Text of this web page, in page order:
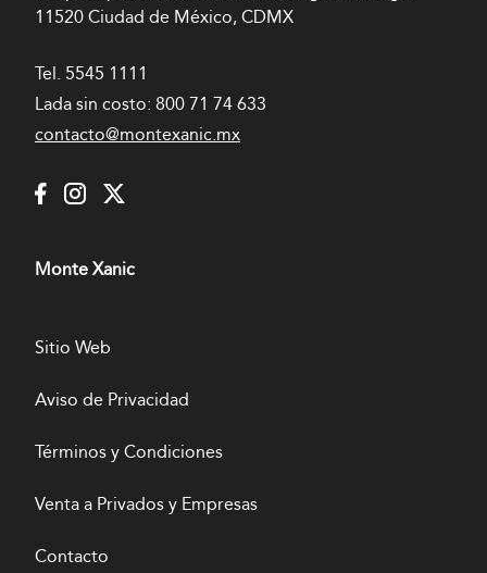
11520 Ciudad de México, CDMX
Tel. 5545 1111
Lada sin costo: 800 71 74 633
contacto@montexanic.mx
Monte Xanic
Sitio Web
Aviso de Privacidad
Términos y Condiciones
Venta a Privados y Empresas
Contacto